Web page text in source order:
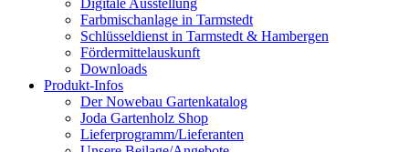
Digitale Ausstellung
Farbmischanlage in Tarmstedt
Schlüsseldienst in Tarmstedt & Hambergen
Fördermittelauskunft
Downloads
Produkt-Infos
Der Nowebau Gartenkatalog
Joda Gartenholz Shop
Lieferprogramm/Lieferanten